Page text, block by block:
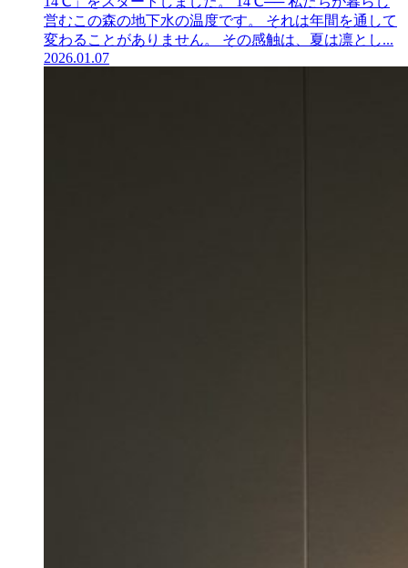
営むこの森の地下水の温度です。 それは年間を通して
変わることがありません。 その感触は、夏は凛とし...
2026.01.07